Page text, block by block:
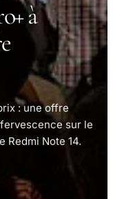
à
: une offre
sur le
Redmi Note 14.